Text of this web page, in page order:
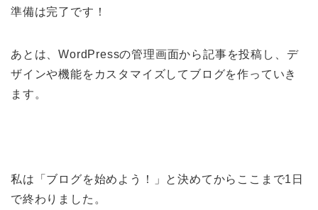
準備は完了です！
あとは、WordPressの管理画面から記事を投稿し、デ
ザインや機能をカスタマイズしてブログを作っていき
ます。
私は「ブログを始めよう！」と決めてからここまで1日
で終わりました。